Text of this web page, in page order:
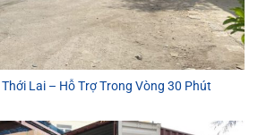
Thới Lai – Hỗ Trợ Trong Vòng 30 Phút